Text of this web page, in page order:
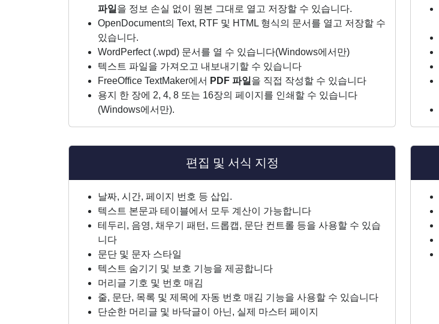
파일 을 정보 손실 없이 원본 그대로 열고 저장할 수 있습니다.
OpenDocument의 Text, RTF 및 HTML 형식의 문서를 열고 저장할 수
있습니다.
WordPerfect (.wpd) 문서를 열 수 있습니다(Windows에서만)
텍스트 파일을 가져오고 내보내기할 수 있습니다
FreeOffice TextMaker에서 PDF 파일 을 직접 작성할 수 있습니다
용지 한 장에 2, 4, 8 또는 16장의 페이지를 인쇄할 수 있습니다
(Windows에서만).
편집 및 서식 지정
날짜, 시간, 페이지 번호 등 삽입.
텍스트 본문과 테이블에서 모두 계산이 가능합니다
테두리, 음영, 채우기 패턴, 드롭캡, 문단 컨트롤 등을 사용할 수 있습
니다
문단 및 문자 스타일
텍스트 숨기기 및 보호 기능을 제공합니다
머리글 기호 및 번호 매김
줄, 문단, 목록 및 제목에 자동 번호 매김 기능을 사용할 수 있습니다
단순한 머리글 및 바닥글이 아닌, 실제 마스터 페이지